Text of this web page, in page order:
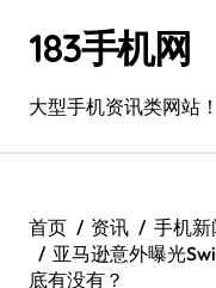
183手机网
大型手机资讯类网站
首页 资讯 手机新
亚马逊意外曝光
底有没有？